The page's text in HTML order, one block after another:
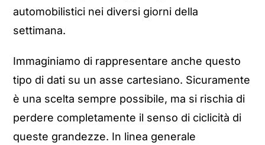
automobilistici nei diversi giorni della
settimana.
Immaginiamo di rappresentare anche questo
tipo di dati su un asse cartesiano. Sicuramente
è una scelta sempre possibile, ma si rischia di
perdere completamente il senso di ciclicità di
queste grandezze. In linea generale